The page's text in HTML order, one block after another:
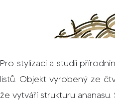
Pro stylizaci a studii
listů. Objekt vyrobený ze
že vytváří strukturu